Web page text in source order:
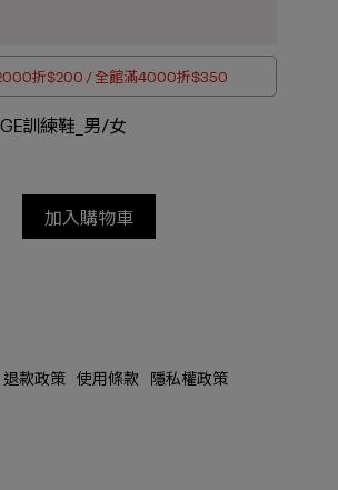
折$200 / 全館滿4000折$350
訓練鞋_男/女
加入購物車
退款政策 使用條款
隱私權政策